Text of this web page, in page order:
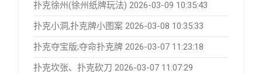
扑克徐州(徐州纸牌玩法) 2026-03-09 10:35:43
扑克小洞,扑克牌小图案 2026-03-08 10:35:33
扑克夺宝版;夺命扑克牌 2026-03-07 11:23:18
扑克坎张、扑克砍刀 2026-03-07 11:07:29